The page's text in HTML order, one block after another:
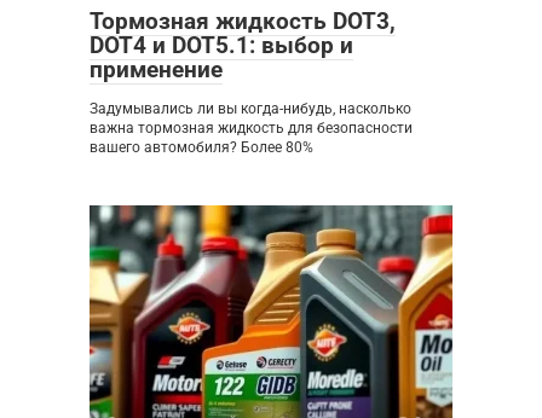
Тормозная жидкость DOT3,
DOT4 и DOT5.1: выбор и
применение
Задумывались ли вы когда-нибудь, насколько
важна тормозная жидкость для безопасности
вашего автомобиля? Более 80%